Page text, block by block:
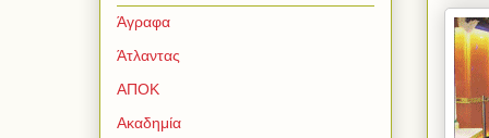
Άγραφα
Άτλαντας
ΑΠΟΚ
Ακαδημία